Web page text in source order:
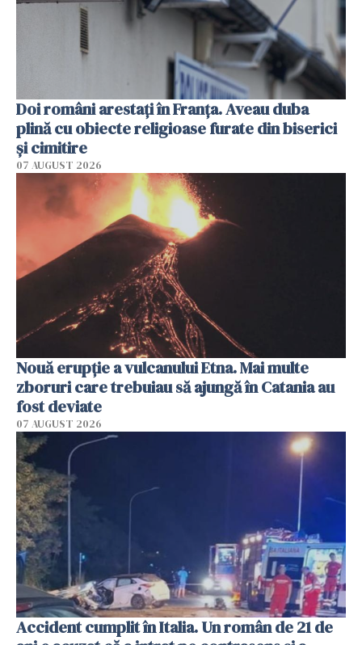
Doi români arestați în Franța. Aveau duba
plină cu obiecte religioase furate din biserici
și cimitire
07 AUGUST 2026
Nouă erupție a vulcanului Etna. Mai multe
zboruri care trebuiau să ajungă în Catania au
fost deviate
07 AUGUST 2026
Accident cumplit în Italia. Un român de 21 de